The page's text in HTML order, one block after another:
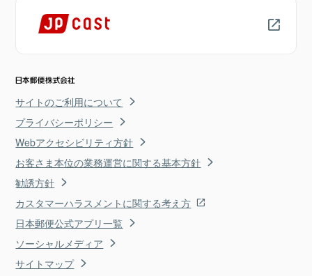
サイトのご利用について
プライバシーポリシー
Webアクセシビリティ方針
お客さま本位の業務運営に関する基本方針
勧誘方針
カスタマーハラスメントに関する考え方
日本郵便公式アプリ一覧
ソーシャルメディア
サイトマップ